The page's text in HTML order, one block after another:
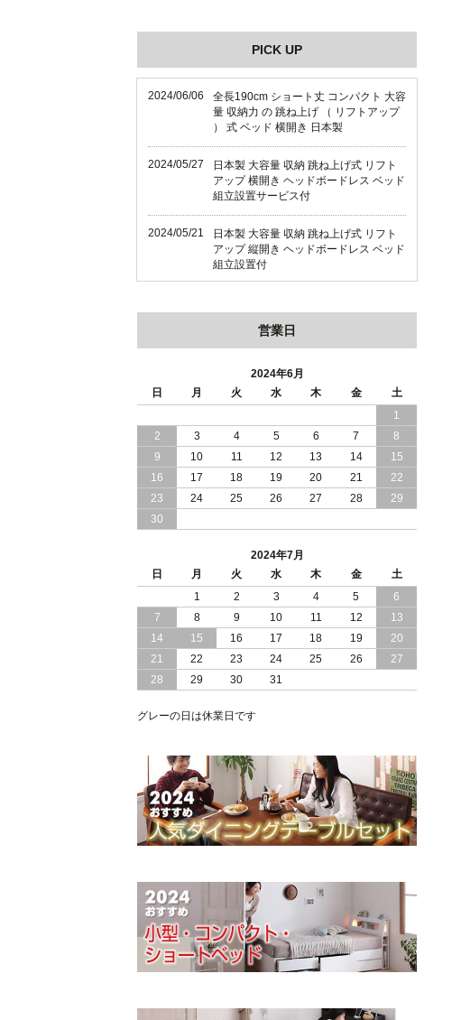
PICK UP
2024/06/06
全長190cm ショート丈 コンパクト 大容
量 収納力 の 跳ね上げ （ リフトアップ
） 式 ベッド 横開き 日本製
2024/05/27
日本製 大容量 収納 跳ね上げ式 リフト
アップ 横開き ヘッドボードレス ベッド
組立設置サービス付
2024/05/21
日本製 大容量 収納 跳ね上げ式 リフト
アップ 縦開き ヘッドボードレス ベッド
組立設置付
ド 組立設置 付き
日本製 収納 跳ね上げ式 リフトアップ
ベッド 縦開き ヘッドボード 組立設置サ
ービス付き
2024/04/23
すのこ の 床板 簡単 軽い コンパクトな
大容量 収納 跳ね上げ式 ベッド
2024/03/28
おすすめ クイーン キング ワイドキング
サイズ で 通気性ある すのこ仕様 大容
畳 仕様 で 敷き布団 が使える 引き出し
収納 付き 大容量 チェスト ベッド 日本
製 ヘッドボードなし
2024/02/23
畳 の 床面 で 敷き布団 で 寝られる 引き
出し 収納庫 付 大容量 チェスト ベッド
日本製
し 収納庫 付き チェスト ベッド 日本製
営業日
2024年6月
日
月 火 水 木 金
土
1
2
3 4 5 6 7
8
9
10 11 12 13 14
15
16
17 18 19 20 21
22
23
24 25 26 27 28
29
30
2024年7月
日
月 火 水 木 金
土
1
2 3 4 5
6
7
8 9 10 11 12
13
14
15 16 17 18 19
20
21
22 23 24 25 26
27
28
29 30 31
グレーの日は休業日です